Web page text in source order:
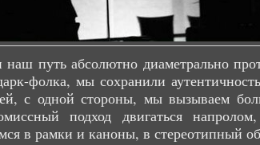
наш путь абсолютно диаметрально
фолка, мы сохранили
с одной стороны, мы вызываем
подход двигаться
в рамки и каноны, в стереотипный